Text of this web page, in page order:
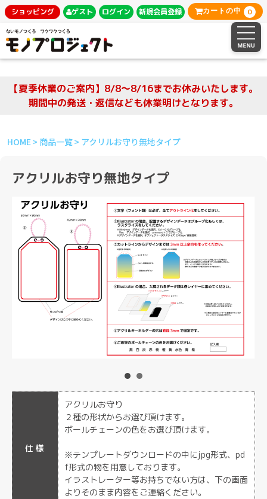
ショッピング ゲスト ログイン 新規会員登録 カートの中 0
【夏季休業のご案内】8/8～8/16までお休みいたします。
期間中の発送・返信なども休業明けとなります。
HOME 商品一覧 アクリルお守り無地タイプ
アクリルお守り無地タイプ
仕様
アクリルお守り
２種の形状からお選び頂けます。
ボールチェーンの色をお選び頂けます。
※テンプレートダウンロードの中にjpg形式、pd
f形式の物を用意しております。
イラストレーター等お持ちでない方は、下の画面
よりそのまま内容をご連絡ください。